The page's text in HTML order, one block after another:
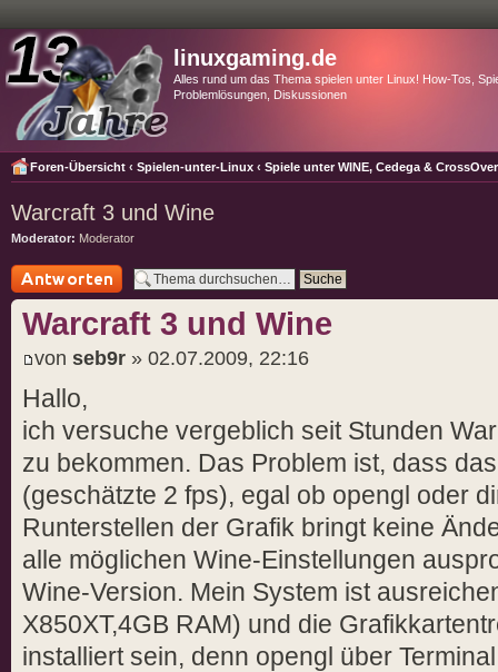
linuxgaming.de
Alles rund um das Thema spielen unter Linux! How-Tos,
Problemlösungen, Diskussionen
Foren-Übersicht ‹ Spielen-unter-Linux ‹ Spiele unter WINE, Cedega &
Warcraft 3 und Wine
Moderator: Moderator
Antwort schreiben
Warcraft 3 und Wine
von seb9r » 02.07.2009, 22:16
Hallo,
ich versuche vergeblich seit Stunden
zu bekommen. Das Problem ist, dass
(geschätzte 2 fps), egal ob opengl oder
Runterstellen der Grafik bringt keine
alle möglichen Wine-Einstellungen
Wine-Version. Mein System ist
X850XT,4GB RAM) und die
installiert sein, denn opengl über